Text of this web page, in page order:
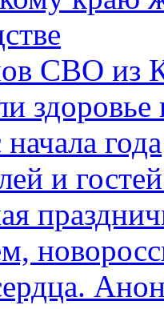
СВО из
года
и